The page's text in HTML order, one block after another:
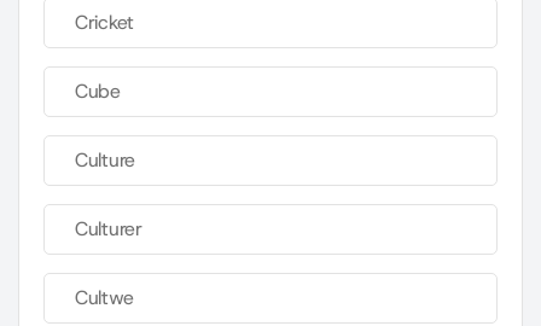
Cricket
Cube
Culture
Culturer
Cultwe